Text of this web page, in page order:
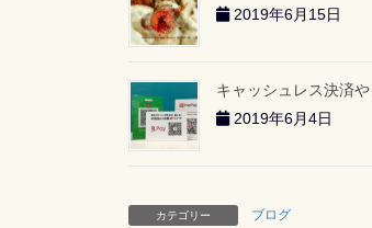
2019年6月15日
キャッシュレス決済や
2019年6月4日
カテゴリー ブログ